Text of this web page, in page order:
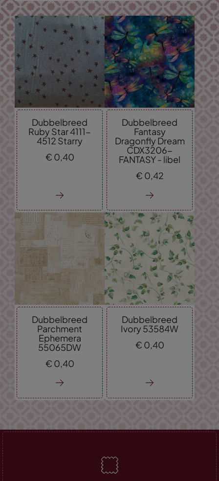
Dubbelbreed
Ruby Star 4111-
4512 Starry
€ 0,40
Dubbelbreed
Fantasy
Dragonfly Dream
CDX3206-
FANTASY - libel
€ 0,42
Dubbelbreed
Parchment
Ephemera
55065DW
€ 0, 40
Dubbelbreed
Ivory 53584W
€ 0, 40